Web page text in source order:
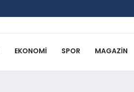
EKONOMI SPOR MAGAZIN